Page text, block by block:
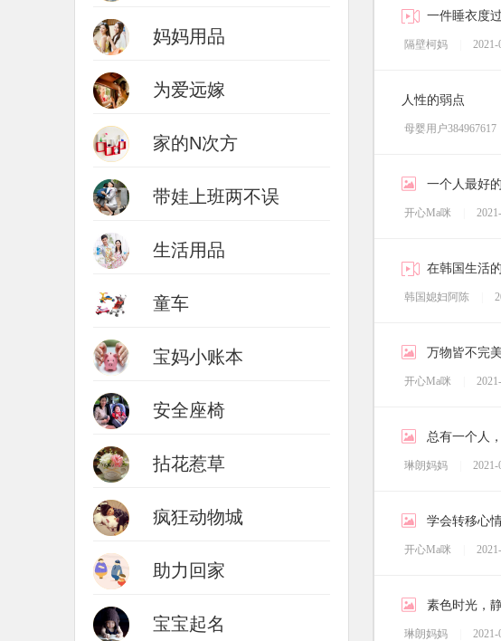
妈妈用品
为爱远嫁
家的N次方
带娃上班两不误
生活用品
童车
宝妈小账本
安全座椅
拈花惹草
疯狂动物城
助力回家
宝宝起名
一件睡衣度
隔壁柯妈 2021-
人性的弱点
母婴用户384967617
一个人最好
开心Ma咪
在韩国生活
韩国媳妇阿陈
万物皆不完
开心Ma咪
总有一个人
琳朗妈妈 2021-
学会转移心
开心Ma咪
素色时光，
琳朗妈妈 2021-